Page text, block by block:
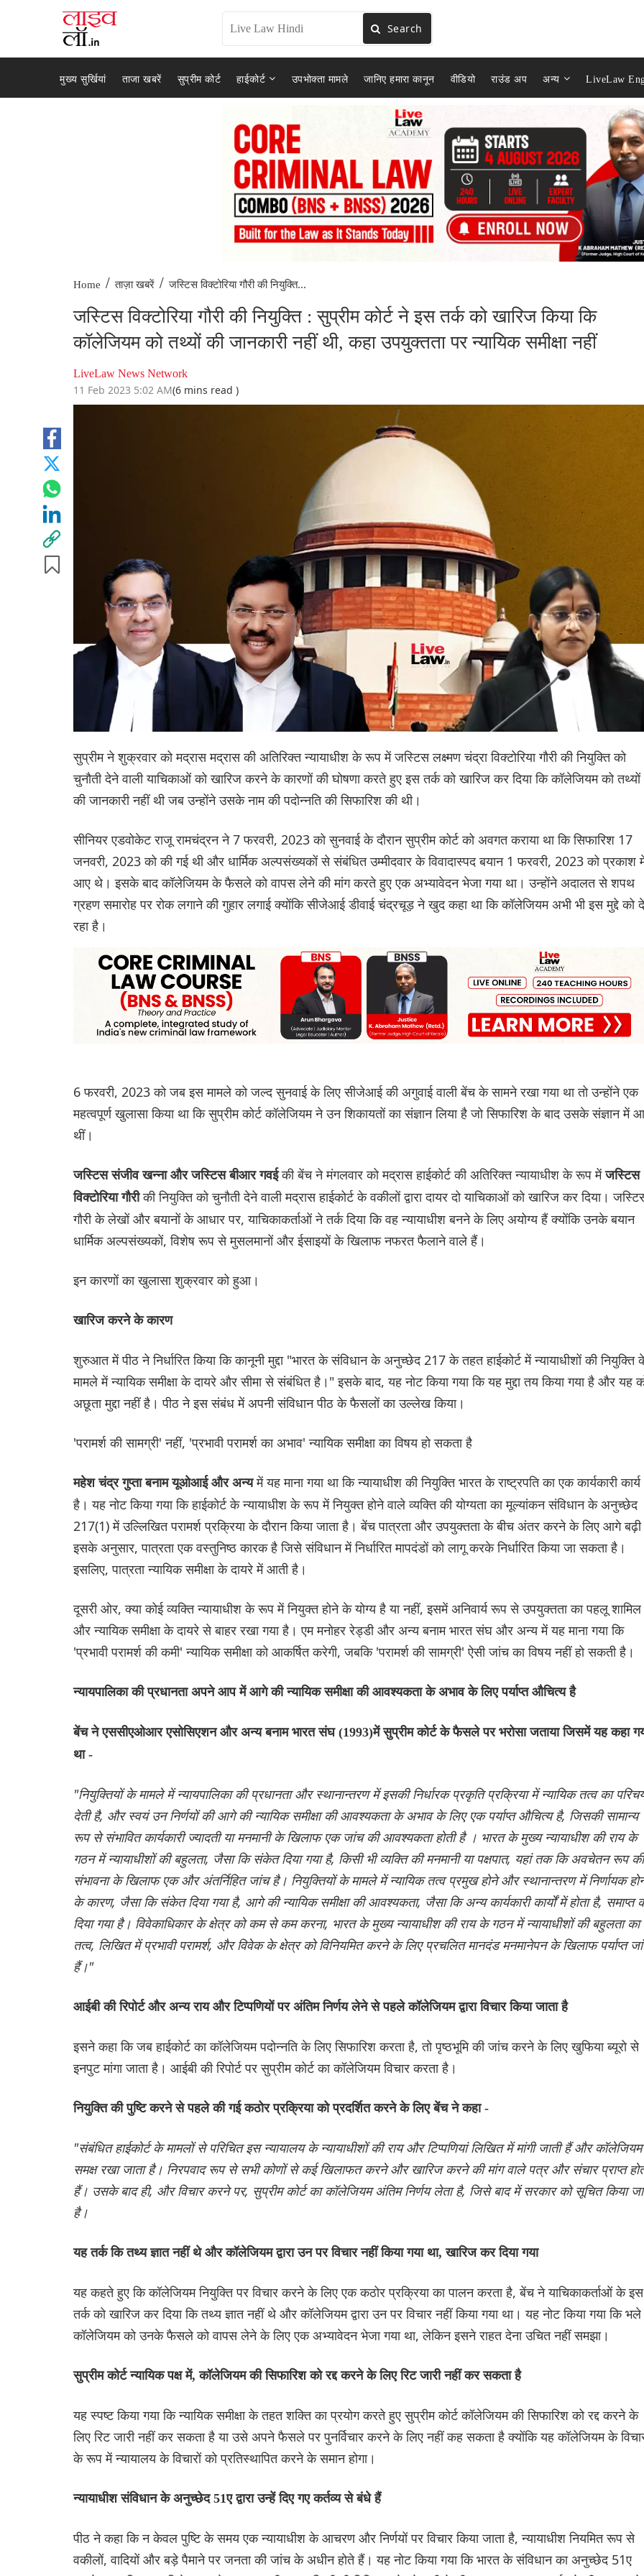
Search
मुख्य सुर्खियां ताजा खबरें सुप्रीम कोर्ट हाईकोर्ट उपभोक्ता मामले जानिए हमारा कानून वीडियो राउंड अप अन्य LiveLaw
Home / ताज़ा खबरें / जस्टिस विक्टोरिया गौरी की नियुक्ति...
जस्टिस विक्टोरिया गौरी की नियुक्ति : सुप्रीम कोर्ट ने इस तर्क को खारिज किया कि
कॉलेजियम को तथ्यों की जानकारी नहीं थी, कहा उपयुक्तता पर न्यायिक समीक्षा नहीं
LiveLaw News Network
11 Feb 2023 5:02 AM(6 mins read )
सुप्रीम ने शुक्रवार को मद्रास मद्रास की अतिरिक्त न्यायाधीश के रूप में जस्टिस लक्ष्मण चंद्रा विक्टोरिया गौरी की नियुक्ति को
चुनौती देने वाली याचिकाओं को खारिज करने के कारणों की घोषणा करते हुए इस तर्क को खारिज कर दिया कि कॉलेजियम को तथ्यों
की जानकारी नहीं थी जब उन्होंने उसके नाम की पदोन्नति की सिफारिश की थी।
सीनियर एडवोकेट राजू रामचंद्रन ने 7 फरवरी, 2023 को सुनवाई के दौरान सुप्रीम कोर्ट को अवगत कराया था कि सिफारिश 17
जनवरी, 2023 को की गई थी और धार्मिक अल्पसंख्यकों से संबंधित उम्मीदवार के विवादास्पद बयान 1 फरवरी, 2023 को प्रकाश
आए थे। इसके बाद कॉलेजियम के फैसले को वापस लेने की मांग करते हुए एक अभ्यावेदन भेजा गया था। उन्होंने अदालत से शपथ
ग्रहण समारोह पर रोक लगाने की गुहार लगाई क्योंकि सीजेआई डीवाई चंद्रचूड़ ने खुद कहा था कि कॉलेजियम अभी भी इस मुद्दे को
रहा है।
6 फरवरी, 2023 को जब इस मामले को जल्द सुनवाई के लिए सीजेआई की अगुवाई वाली बेंच के सामने रखा गया था तो उन्होंने एक
महत्वपूर्ण खुलासा किया था कि सुप्रीम कोर्ट कॉलेजियम ने उन शिकायतों का संज्ञान लिया है जो सिफारिश के बाद उसके संज्ञान में
थीं।
जस्टिस संजीव खन्ना और जस्टिस बीआर गवईकी बेंच ने मंगलवार को मद्रास हाईकोर्ट की अतिरिक्त न्यायाधीश के रूप मेंजस्टिस
विक्टोरिया गौरीकी नियुक्ति को चुनौती देने वाली मद्रास हाईकोर्ट के वकीलों द्वारा दायर दो याचिकाओं को खारिज कर दिया।
गौरी के लेखों और बयानों के आधार पर, याचिकाकर्ताओं ने तर्क दिया कि वह न्यायाधीश बनने के लिए अयोग्य हैं क्योंकि उनके बयान
धार्मिक अल्पसंख्यकों, विशेष रूप से मुसलमानों और ईसाइयों के खिलाफ नफरत फैलाने वाले हैं।
इन कारणों का खुलासा शुक्रवार को हुआ।
खारिज करने के कारण
शुरुआत में पीठ ने निर्धारित किया कि कानूनी मुद्दा "भारत के संविधान के अनुच्छेद 217 के तहत हाईकोर्ट में न्यायाधीशों की नियुक्ति
मामले में न्यायिक समीक्षा के दायरे और सीमा से संबंधित है।" इसके बाद, यह नोट किया गया कि यह मुद्दा तय किया गया है और यह
अछूता मुद्दा नहीं है। पीठ ने इस संबंध में अपनी संविधान पीठ के फैसलों का उल्लेख किया।
'परामर्श की सामग्री' नहीं, 'प्रभावी परामर्श का अभाव' न्यायिक समीक्षा का विषय हो सकता है
महेश चंद्र गुप्ता बनाम यूओआई और अन्यमें यह माना गया था कि न्यायाधीश की नियुक्ति भारत के राष्ट्रपति का एक कार्यकारी कार्य
है। यह नोट किया गया कि हाईकोर्ट के न्यायाधीश के रूप में नियुक्त होने वाले व्यक्ति की योग्यता का मूल्यांकन संविधान के अनुच्छेद
217(1) में उल्लिखित परामर्श प्रक्रिया के दौरान किया जाता है। बेंच पात्रता और उपयुक्तता के बीच अंतर करने के लिए आगे
इसके अनुसार, पात्रता एक वस्तुनिष्ठ कारक है जिसे संविधान में निर्धारित मापदंडों को लागू करके निर्धारित किया जा सकता है।
इसलिए, पात्रता न्यायिक समीक्षा के दायरे में आती है।
दूसरी ओर, क्या कोई व्यक्ति न्यायाधीश के रूप में नियुक्त होने के योग्य है या नहीं, इसमें अनिवार्य रूप से उपयुक्तता का पहलू
और न्यायिक समीक्षा के दायरे से बाहर रखा गया है। एम मनोहर रेड्डी और अन्य बनाम भारत संघ और अन्य में यह माना गया कि
'प्रभावी परामर्श की कमी' न्यायिक समीक्षा को आकर्षित करेगी, जबकि 'परामर्श की सामग्री' ऐसी जांच का विषय नहीं हो सकती है।
न्यायपालिका की प्रधानता अपने आप में आगे की न्यायिक समीक्षा की आवश्यकता के अभाव के लिए पर्याप्त औचित्य है
बेंच ने एससीएओआर एसोसिएशन और अन्य बनाम भारत संघ (1993)में सुप्रीम कोर्ट के फैसले पर भरोसा जताया जिसमें यह कहा
था -
"नियुक्तियों के मामले में न्यायपालिका की प्रधानता और स्थानान्तरण में इसकी निर्धारक प्रकृति प्रक्रिया में न्यायिक तत्व का
देती है, और स्वयं उन निर्णयों की आगे की न्यायिक समीक्षा की आवश्यकता के अभाव के लिए एक पर्याप्त औचित्य है, जिसकी सामान्य
रूप से संभावित कार्यकारी ज्यादती या मनमानी के खिलाफ एक जांच की आवश्यकता होती है । भारत के मुख्य न्यायाधीश की राय के
गठन में न्यायाधीशों की बहुलता, जैसा कि संकेत दिया गया है, किसी भी व्यक्ति की मनमानी या पक्षपात, यहां तक कि अवचेतन रूप की
संभावना के खिलाफ एक और अंतर्निहित जांच है। नियुक्तियों के मामले में न्यायिक तत्व प्रमुख होने और स्थानान्तरण में निर्णायक
के कारण, जैसा कि संकेत दिया गया है, आगे की न्यायिक समीक्षा की आवश्यकता, जैसा कि अन्य कार्यकारी कार्यों में होता है, समाप्त
दिया गया है। विवेकाधिकार के क्षेत्र को कम से कम करना, भारत के मुख्य न्यायाधीश की राय के गठन में न्यायाधीशों की बहुलता का
तत्व, लिखित में प्रभावी परामर्श, और विवेक के क्षेत्र को विनियमित करने के लिए प्रचलित मानदंड मनमानेपन के खिलाफ पर्याप्त
हैं।"
आईबी की रिपोर्ट और अन्य राय और टिप्पणियों पर अंतिम निर्णय लेने से पहले कॉलेजियम द्वारा विचार किया जाता है
इसने कहा कि जब हाईकोर्ट का कॉलेजियम पदोन्नति के लिए सिफारिश करता है, तो पृष्ठभूमि की जांच करने के लिए खुफिया ब्यूरो से
इनपुट मांगा जाता है। आईबी की रिपोर्ट पर सुप्रीम कोर्ट का कॉलेजियम विचार करता है।
नियुक्ति की पुष्टि करने से पहले की गई कठोर प्रक्रिया को प्रदर्शित करने के लिए बेंच ने कहा -
"संबंधित हाईकोर्ट के मामलों से परिचित इस न्यायालय के न्यायाधीशों की राय और टिप्पणियां लिखित में मांगी जाती हैं और
समक्ष रखा जाता है। निरपवाद रूप से सभी कोणों से कई खिलाफत करने और खारिज करने की मांग वाले पत्र और संचार प्राप्त
हैं। उसके बाद ही, और विचार करने पर, सुप्रीम कोर्ट का कॉलेजियम अंतिम निर्णय लेता है, जिसे बाद में सरकार को सूचित किया
है।
यह तर्क कि तथ्य ज्ञात नहीं थे और कॉलेजियम द्वारा उन पर विचार नहीं किया गया था, खारिज कर दिया गया
यह कहते हुए कि कॉलेजियम नियुक्ति पर विचार करने के लिए एक कठोर प्रक्रिया का पालन करता है, बेंच ने याचिकाकर्ताओं के इस
तर्क को खारिज कर दिया कि तथ्य ज्ञात नहीं थे और कॉलेजियम द्वारा उन पर विचार नहीं किया गया था। यह नोट किया गया कि भले
कॉलेजियम को उनके फैसले को वापस लेने के लिए एक अभ्यावेदन भेजा गया था, लेकिन इसने राहत देना उचित नहीं समझा।
सुप्रीम कोर्ट न्यायिक पक्ष में, कॉलेजियम की सिफारिश को रद्द करने के लिए रिट जारी नहीं कर सकता है
यह स्पष्ट किया गया कि न्यायिक समीक्षा के तहत शक्ति का प्रयोग करते हुए सुप्रीम कोर्ट कॉलेजियम की सिफारिश को रद्द करने के
लिए रिट जारी नहीं कर सकता है या उसे अपने फैसले पर पुनर्विचार करने के लिए नहीं कह सकता है क्योंकि यह कॉलेजियम के
के रूप में न्यायालय के विचारों को प्रतिस्थापित करने के समान होगा।
न्यायाधीश संविधान के अनुच्छेद 51ए द्वारा उन्हें दिए गए कर्तव्य से बंधे हैं
पीठ ने कहा कि न केवल पुष्टि के समय एक न्यायाधीश के आचरण और निर्णयों पर विचार किया जाता है, न्यायाधीश नियमित रूप से
वकीलों, वादियों और बड़े पैमाने पर जनता की जांच के अधीन होते हैं। यह नोट किया गया कि भारत के संविधान का अनुच्छेद 51ए